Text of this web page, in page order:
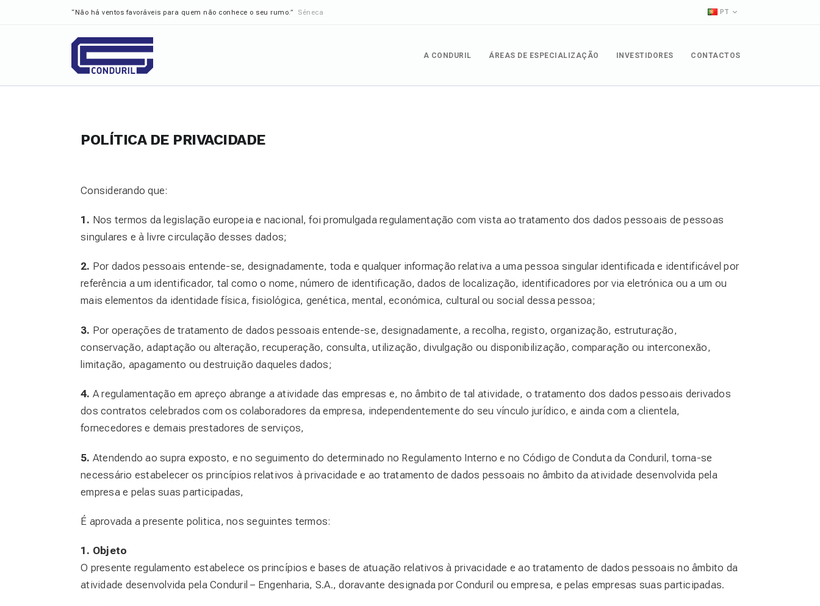
“Não há ventos favoráveis para quem não conhece o seu rumo.” Séneca PT
A CONDURIL ÁREAS DE ESPECIALIZAÇÃO INVESTIDORES CONTACTOS
POLÍTICA DE PRIVACIDADE
Considerando que:
1. Nos termos da legislação europeia e nacional, foi promulgada regulamentação com vista ao tratamento dos dados pessoais de pessoas
singulares e à livre circulação desses dados;
2. Por dados pessoais entende-se, designadamente, toda e qualquer informação relativa a uma pessoa singular identificada e identificável por
referência a um identificador, tal como o nome, número de identificação, dados de localização, identificadores por via eletrónica ou a um ou
mais elementos da identidade física, fisiológica, genética, mental, económica, cultural ou social dessa pessoa;
3. Por operações de tratamento de dados pessoais entende-se, designadamente, a recolha, registo, organização, estruturação,
conservação, adaptação ou alteração, recuperação, consulta, utilização, divulgação ou disponibilização, comparação ou interconexão,
limitação, apagamento ou destruição daqueles dados;
4. A regulamentação em apreço abrange a atividade das empresas e, no âmbito de tal atividade, o tratamento dos dados pessoais derivados
dos contratos celebrados com os colaboradores da empresa, independentemente do seu vínculo jurídico, e ainda com a clientela,
fornecedores e demais prestadores de serviços,
5. Atendendo ao supra exposto, e no seguimento do determinado no Regulamento Interno e no Código de Conduta da Conduril, torna-se
necessário estabelecer os princípios relativos à privacidade e ao tratamento de dados pessoais no âmbito da atividade desenvolvida pela
empresa e pelas suas participadas,
É aprovada a presente politica, nos seguintes termos:
1. Objeto
O presente regulamento estabelece os princípios e bases de atuação relativos à privacidade e ao tratamento de dados pessoais no âmbito da
atividade desenvolvida pela Conduril – Engenharia, S.A., doravante designada por Conduril ou empresa, e pelas empresas suas participadas.